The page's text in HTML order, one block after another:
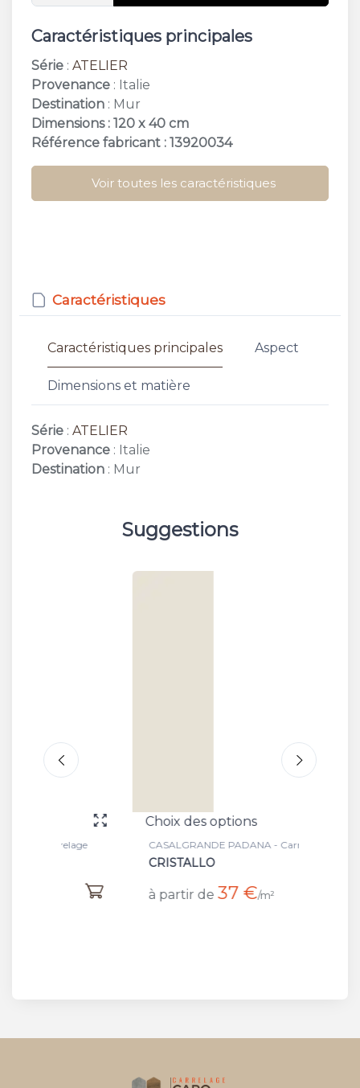
Caractéristiques principales
Série : ATELIER
Provenance : Italie
Destination : Mur
Dimensions : 120 x 40 cm
Référence fabricant : 13920034
Voir toutes les caractéristiques
Caractéristiques
Caractéristiques principales Aspect
Dimensions et matière
Série : ATELIER
Provenance : Italie
Destination : Mur
Suggestions
Choix des options
CASALGRANDE PADANA - Carrelage
CRISTALLO
à partir de 37 €/m²